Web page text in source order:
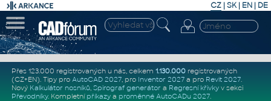
CZ | SK| EN | DE
Přes 123.000 registrovaných u nás, celkem 1.130.000registrovaných
(CZ+EN). Tipy pro AutoCAD 2027, pro Inventor 2027a pro Revit 2027.
Nový Kalkulátor nosníků, Spirograf generátor a Regresní křivkyv sekci
Převodníky. Kompletní příkazya proměnné AutoCADu 2027.